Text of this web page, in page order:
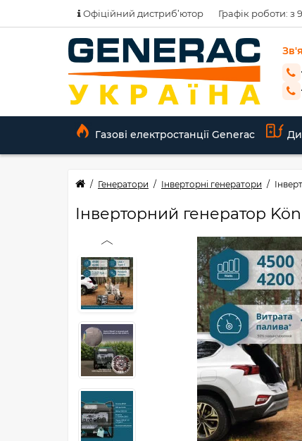
Офіційний дистриб’ютор Графік роботи: з
Газові електростанції Generac
Генератори Інверторні генератори
Інверторний генератор